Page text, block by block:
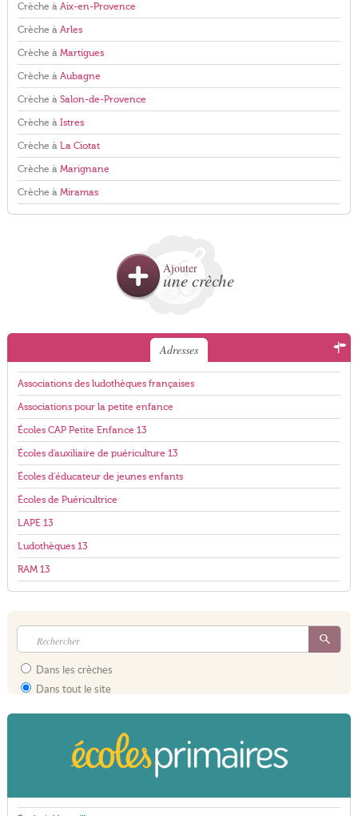
Crèche à Aix-en-Provence
Crèche à Arles
Crèche à Martigues
Crèche à Aubagne
Crèche à Salon-de-Provence
Crèche à Istres
Crèche à La Ciotat
Crèche à Marignane
Crèche à Miramas
Ajouter
une crèche
Adresses
Associations des ludothèques françaises
Associations pour la petite enfance
Écoles CAP Petite Enfance 13
Écoles d'auxiliaire de puériculture 13
Écoles d'éducateur de jeunes enfants
Écoles de Puéricultrice
LAPE 13
Ludothèques 13
RAM 13
Dans les crèches
Dans tout le site